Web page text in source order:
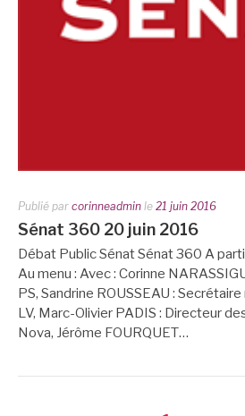
Publié par corinneadmin le 21 juin 2016
Sénat 360 20 juin 2016
Débat Public Sénat Sénat 360 A
Au menu : Avec : Corinne
PS, Sandrine ROUSSEAU :
LV, Marc-Olivier PADIS : Directeur
Nova, Jérôme FOURQUET…